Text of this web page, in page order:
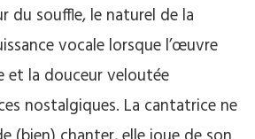
du souffle, le naturel de la
vocale lorsque l’œuvre
et la douceur veloutée
nostalgiques. La cantatrice ne